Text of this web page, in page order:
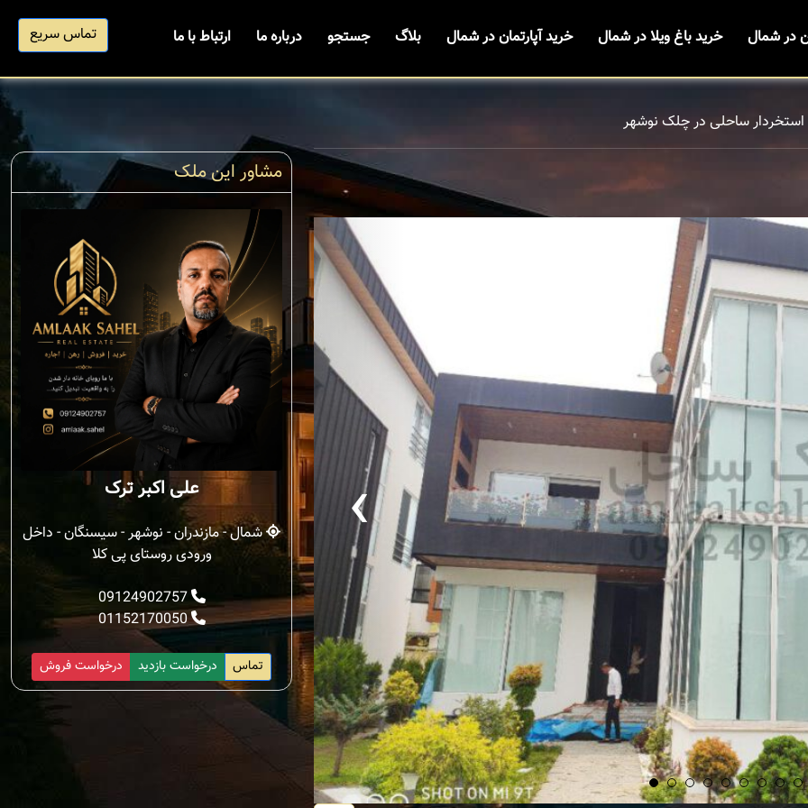
در شمال خرید باغ ویلا در شمال خرید آپارتمان در شمال بلاگ جستجو درباره ما ارتباط با ما تماس سریع
استخردار ساحلی در چلک نوشهر
‹
مشاور این ملک
علی اکبر ترک
شمال - مازندران - نوشهر - سیسنگان - داخل
ورودی روستای پی کلا
09124902757
01152170050
درخواست فروش درخواست بازدید تماس